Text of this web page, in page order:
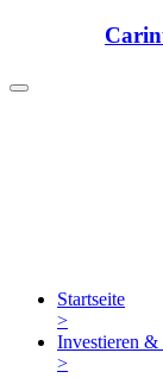
Startseite
>
Investieren &
>